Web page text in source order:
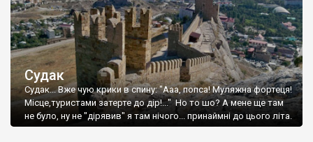
Судак
Судак... Вже чую крики в спину: "Ааа, попса! Муляжна фортеця!
Місце,туристами затерте до дір!..." Но то шо? А мене ще там
не було, ну не "дірявив" я там нічого... принаймні до цього літа.